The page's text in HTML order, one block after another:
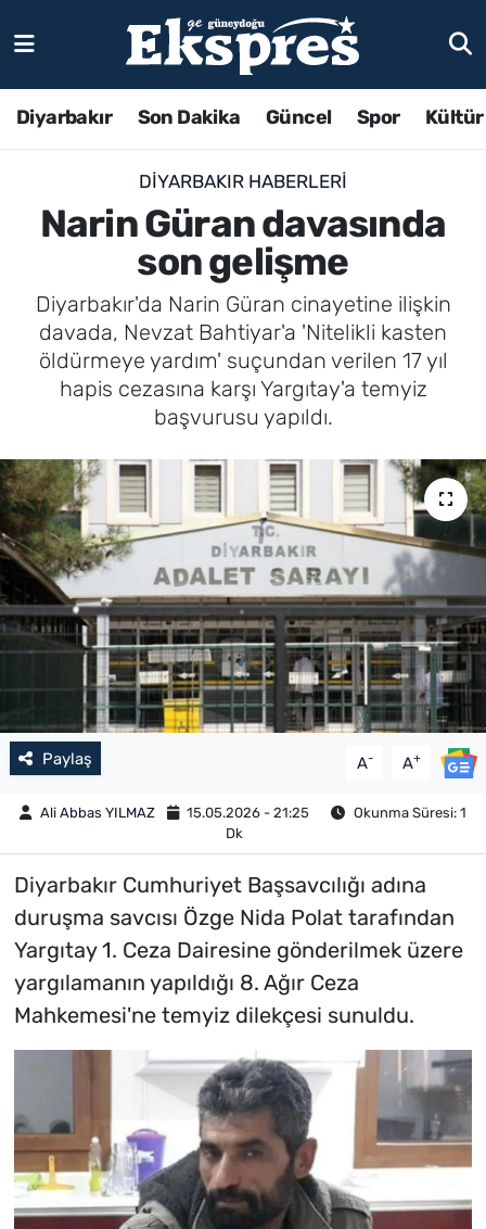
Diyarbakır Son Dakika Güncel Spor
DIYARBAKIR HABERLERI
Narin Güran davasında
son gelişme
Diyarbakır'da Narin Güran cinayetine ilişkin
davada, Nevzat Bahtiyar'a 'Nitelikli kasten
öldürmeye yardım' suçundan verilen 17 yıl
hapis cezasına karşı Yargıtay'a temyiz
başvurusu yapıldı.
Paylaş A- A+
Ali Abbas YILMAZ 15.05.2026 - 21:25
Okunma Süresi: 1
Dk
Diyarbakır Cumhuriyet Başsavcılığı adına
duruşma savcısı Özge Nida Polat tarafından
Yargıtay 1. Ceza Dairesine gönderilmek üzere
yargılamanın yapıldığı 8. Ağır Ceza
Mahkemesi'ne temyiz dilekçesi sunuldu.